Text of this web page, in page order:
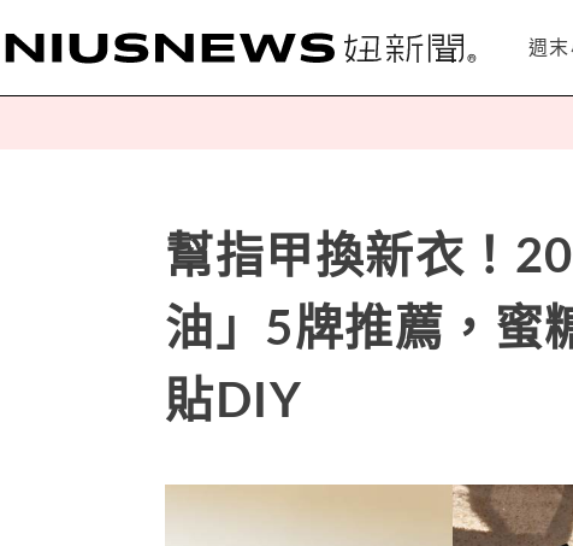
週
幫指甲換新衣！
油」5牌推薦，蜜
貼DIY